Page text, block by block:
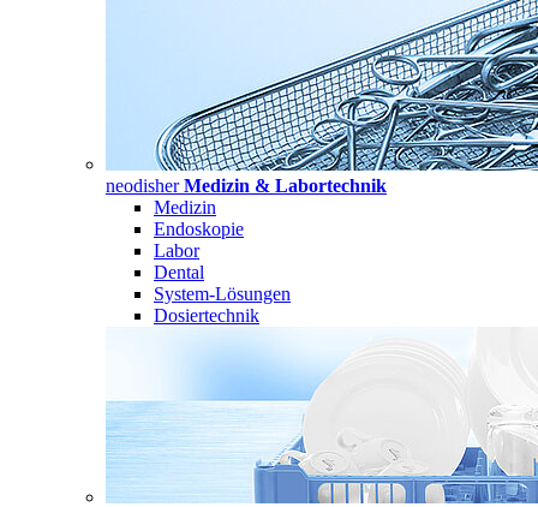
neodisherMedizin & Labortechnik
Medizin
Endoskopie
Labor
Dental
System-Lösungen
Dosiertechnik